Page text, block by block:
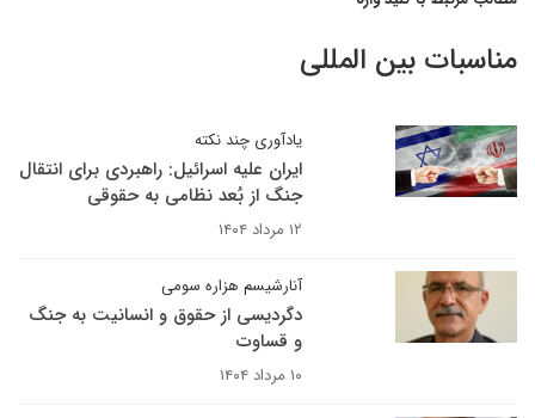
مناسبات بین المللی
یادآوری چند نکته
ایران علیه اسرائیل: راهبردی برای انتقال
جنگ از بُعد نظامی به حقوقی
۱۲ مرداد ۱۴۰۴
آنارشیسم هزاره سومی
دگردیسی از حقوق و انسانیت به جنگ
و قساوت
۱۰ مرداد ۱۴۰۴